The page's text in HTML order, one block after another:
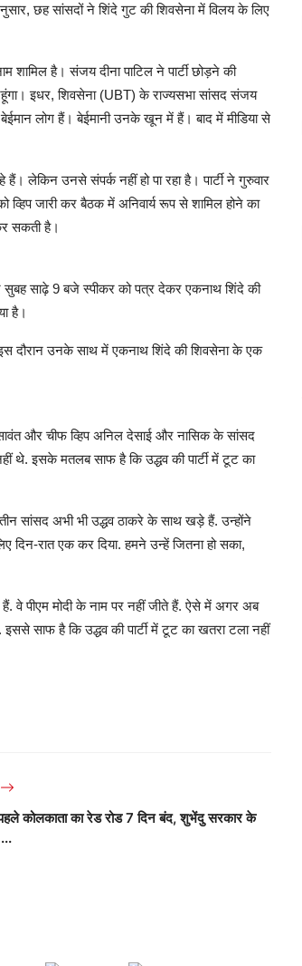
छह सांसदों ने शिंदे गुट की शिवसेना में विलय के लिए
है। संजय दीना पाटिल ने पार्टी छोड़ने की
रहूंगा। इधर, शिवसेना (UBT) के राज्यसभा सांसद संजय
लोग हैं। बेईमानी उनके खून में हैं। बाद में मीडिया से
लेकिन उनसे संपर्क नहीं हो पा रहा है। पार्टी ने गुरुवार
जारी कर बैठक में अनिवार्य रूप से शामिल होने का
सकती है।
सुबह साढ़े 9 बजे स्पीकर को पत्र देकर एकनाथ शिंदे की
है।
इस दौरान उनके साथ में एकनाथ शिंदे की शिवसेना के एक
और चीफ व्हिप अनिल देसाई और नासिक के सांसद
थे. इसके मतलब साफ है कि उद्धव की पार्टी में टूट का
सांसद अभी भी उद्धव ठाकरे के साथ खड़े हैं. उन्होंने
दिन-रात एक कर दिया. हमने उन्हें जितना हो सका,
वे पीएम मोदी के नाम पर नहीं जीते हैं. ऐसे में अगर अब
साफ है कि उद्धव की पार्टी में टूट का खतरा टला नहीं
कोलकाता का रेड रोड 7 दिन बंद, शुभेंदु सरकार के